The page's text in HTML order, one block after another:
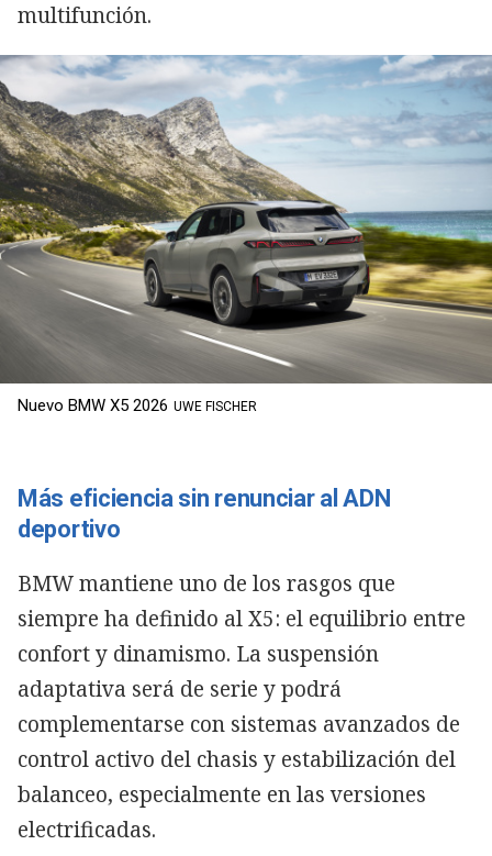
multifunción.
Nuevo BMW X5 2026 UWE FISCHER
Más eficiencia sin renunciar al ADN
deportivo
BMW mantiene uno de los rasgos que
siempre ha definido al X5: el equilibrio entre
confort y dinamismo. La suspensión
adaptativa será de serie y podrá
complementarse con sistemas avanzados de
control activo del chasis y estabilización del
balanceo, especialmente en las versiones
electrificadas.